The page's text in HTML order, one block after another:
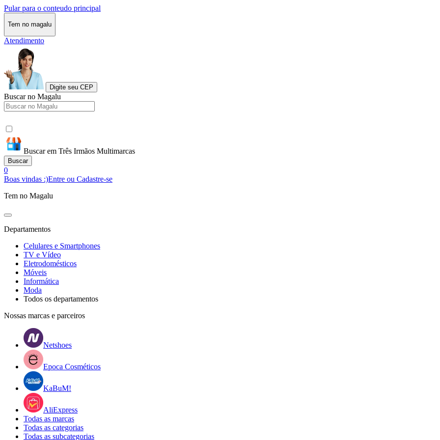
Pular para o conteudo principal
Tem no magalu
Atendimento
Digite seu CEP
Buscar no Magalu
Buscar em Três Irmãos Multimarcas
Buscar
0
Boas vindas :)Entre ou Cadastre-se
Tem no Magalu
Departamentos
Celulares e Smartphones
TV e Vídeo
Eletrodomésticos
Móveis
Informática
Moda
Todos os departamentos
Nossas marcas e parceiros
Netshoes
Epoca Cosméticos
KaBuM!
AliExpress
Todas as marcas
Todas as categorias
Todas as subcategorias